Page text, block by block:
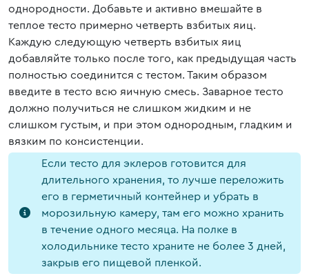
однородности. Добавьте и активно вмешайте в
теплое тесто примерно четверть взбитых яиц.
Каждую следующую четверть взбитых яиц
добавляйте только после того, как предыдущая часть
полностью соединится с тестом. Таким образом
введите в тесто всю яичную смесь. Заварное тесто
должно получиться не слишком жидким и не
слишком густым, и при этом однородным, гладким и
вязким по консистенции.
Если тесто для эклеров готовится для
длительного хранения, то лучше переложить
его в герметичный контейнер и убрать в
морозильную камеру, там его можно хранить
в течение одного месяца. На полке в
холодильнике тесто храните не более 3 дней,
закрыв его пищевой пленкой.